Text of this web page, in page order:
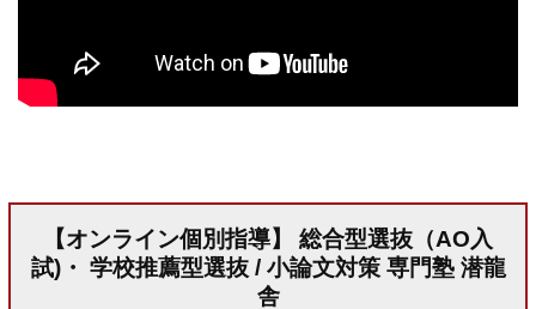
【オンライン個別指導】 総合型選抜（AO入
試)・ 学校推薦型選抜 / 小論文対策 専門塾 潜龍
舎